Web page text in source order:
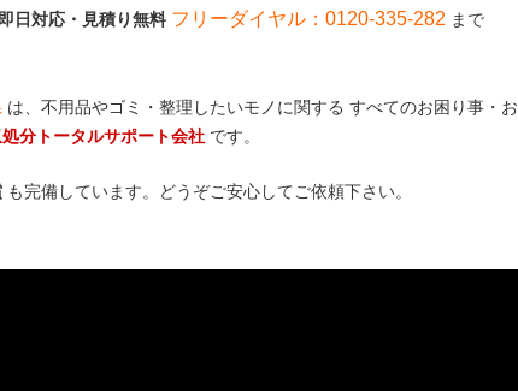
日対応・見積り無料 フリーダイヤル：0120-335-282 まで
は、不用品やゴミ・整理したいモノに関する すべてのお困り事・お
分トータルサポート会社 です。
も完備しています。どうぞご安心してご依頼下さい。